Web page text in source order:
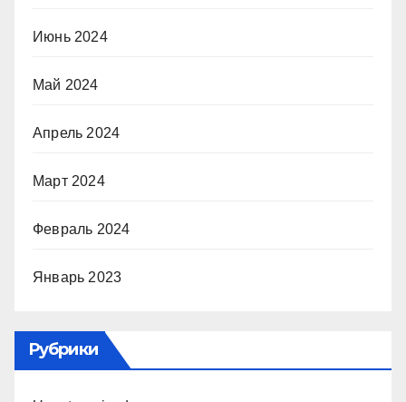
Июнь 2024
Май 2024
Апрель 2024
Март 2024
Февраль 2024
Январь 2023
Рубрики